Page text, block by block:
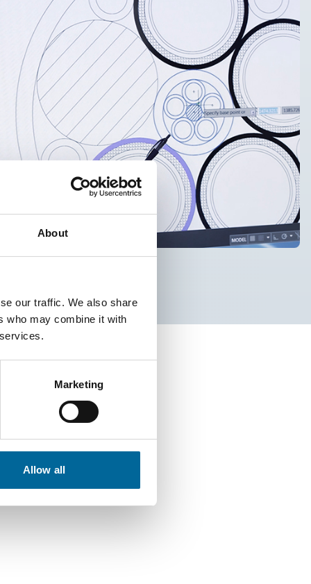
About
our traffic. We also share
who may combine it with
Marketing
Allow all